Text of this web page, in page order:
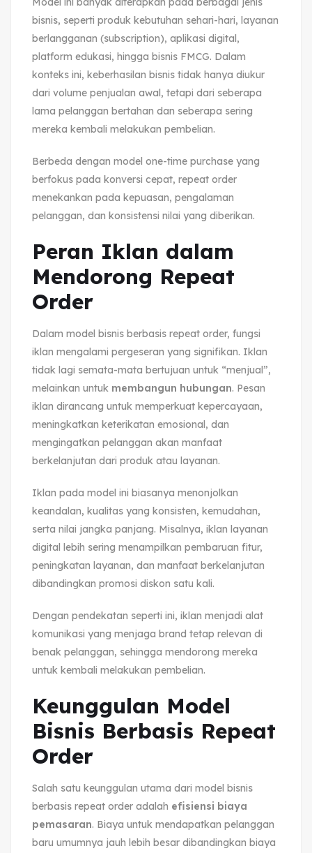
bisnis, seperti produk kebutuhan sehari-hari, layanan
berlangganan (subscription), aplikasi digital,
platform edukasi, hingga bisnis FMCG. Dalam
konteks ini, keberhasilan bisnis tidak hanya diukur
dari volume penjualan awal, tetapi dari seberapa
lama pelanggan bertahan dan seberapa sering
mereka kembali melakukan pembelian.
Berbeda dengan model one-time purchase yang
berfokus pada konversi cepat, repeat order
menekankan pada kepuasan, pengalaman
pelanggan, dan konsistensi nilai yang diberikan.
Peran Iklan dalam
Mendorong Repeat
Order
Dalam model bisnis berbasis repeat order, fungsi
iklan mengalami pergeseran yang signifikan. Iklan
tidak lagi semata-mata bertujuan untuk “menjual”,
melainkan untuk membangun hubungan. Pesan
iklan dirancang untuk memperkuat kepercayaan,
meningkatkan keterikatan emosional, dan
mengingatkan pelanggan akan manfaat
berkelanjutan dari produk atau layanan.
Iklan pada model ini biasanya menonjolkan
keandalan, kualitas yang konsisten, kemudahan,
serta nilai jangka panjang. Misalnya, iklan layanan
digital lebih sering menampilkan pembaruan fitur,
peningkatan layanan, dan manfaat berkelanjutan
dibandingkan promosi diskon satu kali.
Dengan pendekatan seperti ini, iklan menjadi alat
komunikasi yang menjaga brand tetap relevan di
benak pelanggan, sehingga mendorong mereka
untuk kembali melakukan pembelian.
Keunggulan Model
Bisnis Berbasis Repeat
Order
Salah satu keunggulan utama dari model bisnis
berbasis repeat order adalah efisiensi biaya
pemasaran. Biaya untuk mendapatkan pelanggan
baru umumnya jauh lebih besar dibandingkan biaya